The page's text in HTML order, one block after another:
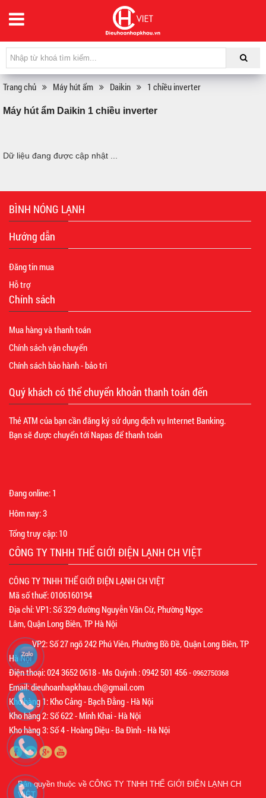
Trang chủ Máy hút ẩm Daikin 1 chiều inverter
Máy hút ẩm Daikin 1 chiều inverter
Dữ liệu đang được cập nhật ...
BÌNH NÓNG LẠNH
Hướng dẫn
Đăng tin mua
Hỗ trợ
Chính sách
Mua hàng và thanh toán
Chính sách vận chuyển
Chính sách bảo hành - bảo trì
Quý khách có thể chuyển khoản thanh toán đến
Thẻ ATM của bạn cần đăng ký sử dụng dịch vụ Internet Banking.
Bạn sẽ được chuyển tới Napas để thanh toán
Đang online: 1
Hôm nay:3
Tổng truy cập: 10
CÔNG TY TNHH THẾ GIỚI ĐIỆN LẠNH CH VIỆT
CÔNG TY TNHH THẾ GIỚI ĐIỆN LẠNH CH VIỆT
Mã số thuế: 0106160194
Địa chỉ: VP1: Số 329 đường Nguyễn Văn Cừ, Phường Ngọc
Lâm, Quận Long Biên, TP Hà Nội
VP2: Số 27 ngõ 242 Phú Viên, Phường Bồ Đề, Quận Long Biên, TP
Hà Nội
Điện thoại: 024 3652 0618 - Ms Quỳnh : 0942 501 456 -0962750368
Email: dieuhoanhapkhau.ch@gmail.com
Kho hàng 1: Kho Cảng - Bạch Đằng - Hà Nội
Kho hàng 2: Số 622 - Minh Khai - Hà Nội
Kho hàng 3: Số 4 - Hoàng Diệu - Ba Đình - Hà Nội
Bản quyền thuộc về CÔNG TY TNHH THẾ GIỚI ĐIỆN LẠNH CH
VIỆT